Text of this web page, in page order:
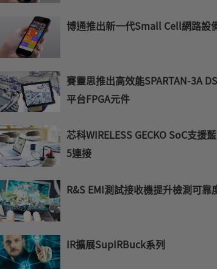
博通推出新一代Small Cell網路設
賽靈思推出高效能SPARTAN-3A
平台FPGA元件
芯科WIRELESS GECKO SoC支援
5連接
R&S EMI測試接收機提升檢測可靠
IR擴展SupIRBuck系列